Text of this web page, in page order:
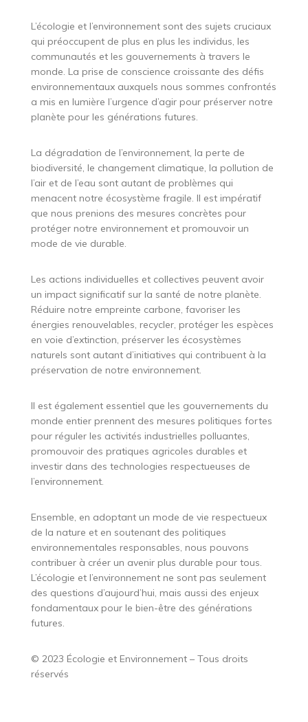
L’écologie et l’environnement sont des sujets cruciaux
qui préoccupent de plus en plus les individus, les
communautés et les gouvernements à travers le
monde. La prise de conscience croissante des défis
environnementaux auxquels nous sommes confrontés
a mis en lumière l’urgence d’agir pour préserver notre
planète pour les générations futures.
La dégradation de l’environnement, la perte de
biodiversité, le changement climatique, la pollution de
l’air et de l’eau sont autant de problèmes qui
menacent notre écosystème fragile. Il est impératif
que nous prenions des mesures concrètes pour
protéger notre environnement et promouvoir un
mode de vie durable.
Les actions individuelles et collectives peuvent avoir
un impact significatif sur la santé de notre planète.
Réduire notre empreinte carbone, favoriser les
énergies renouvelables, recycler, protéger les espèces
en voie d’extinction, préserver les écosystèmes
naturels sont autant d’initiatives qui contribuent à la
préservation de notre environnement.
Il est également essentiel que les gouvernements du
monde entier prennent des mesures politiques fortes
pour réguler les activités industrielles polluantes,
promouvoir des pratiques agricoles durables et
investir dans des technologies respectueuses de
l’environnement.
Ensemble, en adoptant un mode de vie respectueux
de la nature et en soutenant des politiques
environnementales responsables, nous pouvons
contribuer à créer un avenir plus durable pour tous.
L’écologie et l’environnement ne sont pas seulement
des questions d’aujourd’hui, mais aussi des enjeux
fondamentaux pour le bien-être des générations
futures.
© 2023 Écologie et Environnement – Tous droits
réservés